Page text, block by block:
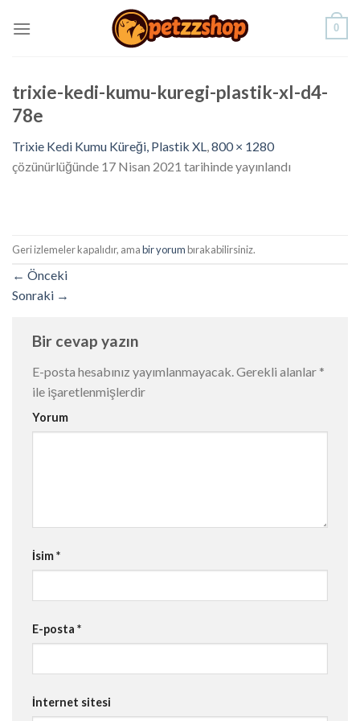
0
trixie-kedi-kumu-kuregi-plastik-xl-d4-
78e
Trixie Kedi Kumu Küreği, Plastik XL,800 × 1280
çözünürlüğünde 17 Nisan 2021 tarihinde yayınlandı
Geri izlemeler kapalıdır, amabir yorumbırakabilirsiniz.
← Önceki
Sonraki →
Bir cevap yazın
E-posta hesabınız yayımlanmayacak.Gerekli alanlar *
ile işaretlenmişlerdir
Yorum
İsim*
E-posta *
İnternet sitesi